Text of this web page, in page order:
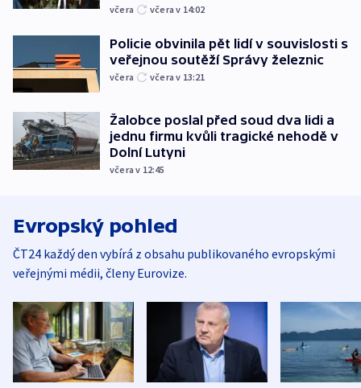
včera včera v 14:02
Policie obvinila pět lidí v souvislosti s
veřejnou soutěží Správy železnic
včera včera v 13:21
Žalobce poslal před soud dva lidi a
jednu firmu kvůli tragické nehodě v
Dolní Lutyni
včera v 12:45
Evropský pohled
ČT24 každý den vybírá z obsahu publikovaného evropskými
veřejnými médii, členy Eurovize.